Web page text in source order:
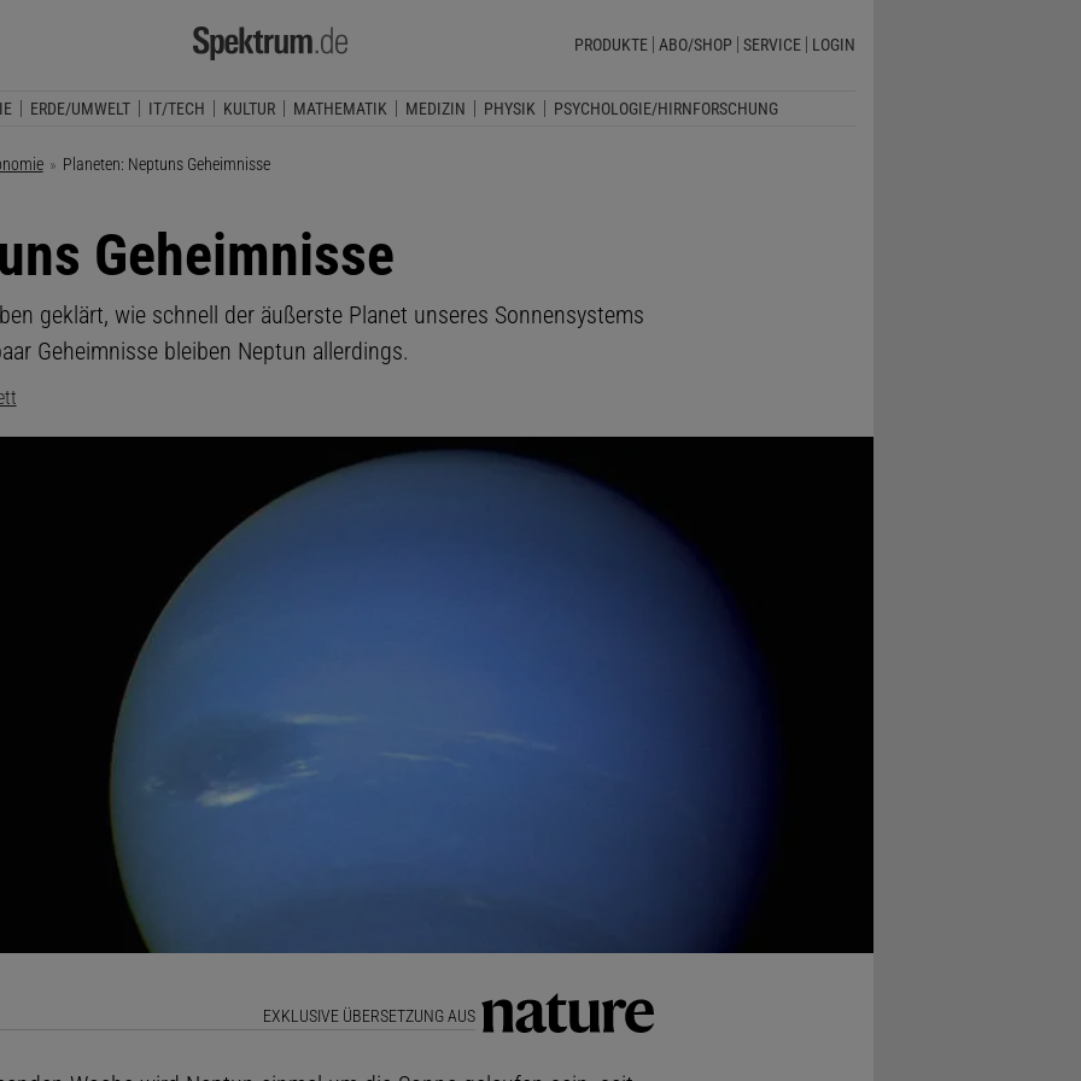
PRODUKTE ABO/SHOP SERVICE LOGIN
ERDE/UMWELT IT/TECH KULTUR MATHEMATIK MEDIZIN PHYSIK PSYCHOLOGIE/HIRNFORSCHUNG
Aktuelle Seite:
Planeten: Neptuns Geheimnisse
Geheimnisse
geklärt, wie schnell der äußerste Planet unseres Sonnensystems
Geheimnisse bleiben Neptun allerdings.
EXKLUSIVE ÜBERSETZUNG AUS